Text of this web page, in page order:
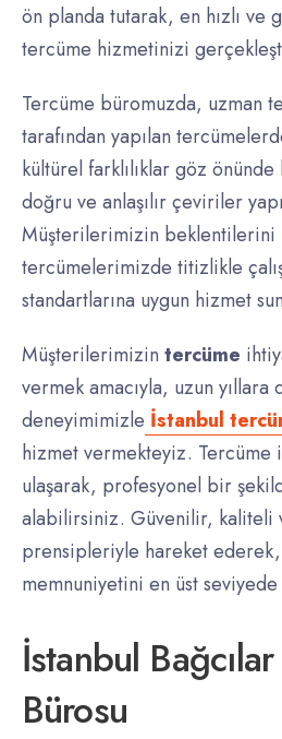
ön planda tutarak, en hızlı ve
tercüme hizmetinizi
Tercüme büromuzda, uzman
tarafından yapılan
kültürel farklılıklar göz
doğru ve anlaşılır çeviriler
Müşterilerimizin beklentilerini
tercümelerimizde titizlikle
standartlarına uygun hizmet
Müşterilerimizin tercüme
vermek amacıyla, uzun yıllara
deneyimimizle İstanbul
hizmet vermekteyiz. Tercüme
ulaşarak, profesyonel bir
alabilirsiniz. Güvenilir, kaliteli
prensipleriyle hareket
memnuniyetini en üst seviyede
İstanbul
Bürosu